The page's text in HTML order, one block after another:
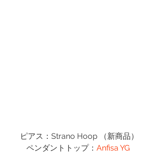
ピアス：Strano Hoop （新商品）
ペンダントトップ： Anfisa YG